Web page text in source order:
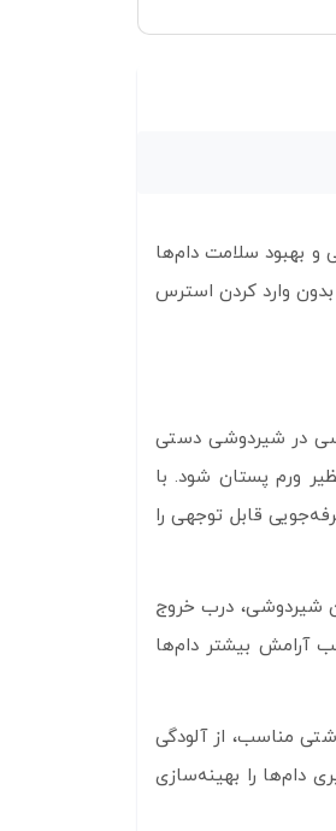
بهبود سلامت دام‌ها
وارد کردن استرس
در شیردوشی دستی
ورم پستان شود. با
قابل توجهی را
شیردوشی، درب خروج
آرامش بیشتر دام‌ها
مناسب، از آلودگی
دام‌ها را بهینه‌سازی